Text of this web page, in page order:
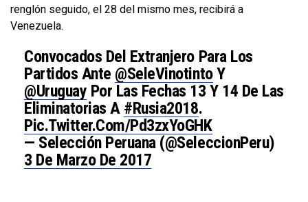
renglón seguido, el 28 del mismo mes, recibirá a
Venezuela.
Convocados Del Extranjero Para Los
Partidos Ante @SeleVinotintoY
@Uruguay Por Las Fechas 13 Y 14 De Las
Eliminatorias A #Rusia2018.
Pic.twitter.com/pd3zxYoGHK
— Selección Peruana (@SeleccionPeru)
3 De Marzo De 2017